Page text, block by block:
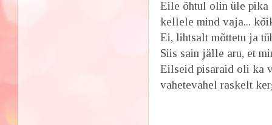
Eile õhtul olin üle pika
kellele mind vaja...
Ei, lihtsalt mõttetu ja
Siis sain jälle aru, et
Eilseid pisaraid oli ka
vahetevahel raskelt